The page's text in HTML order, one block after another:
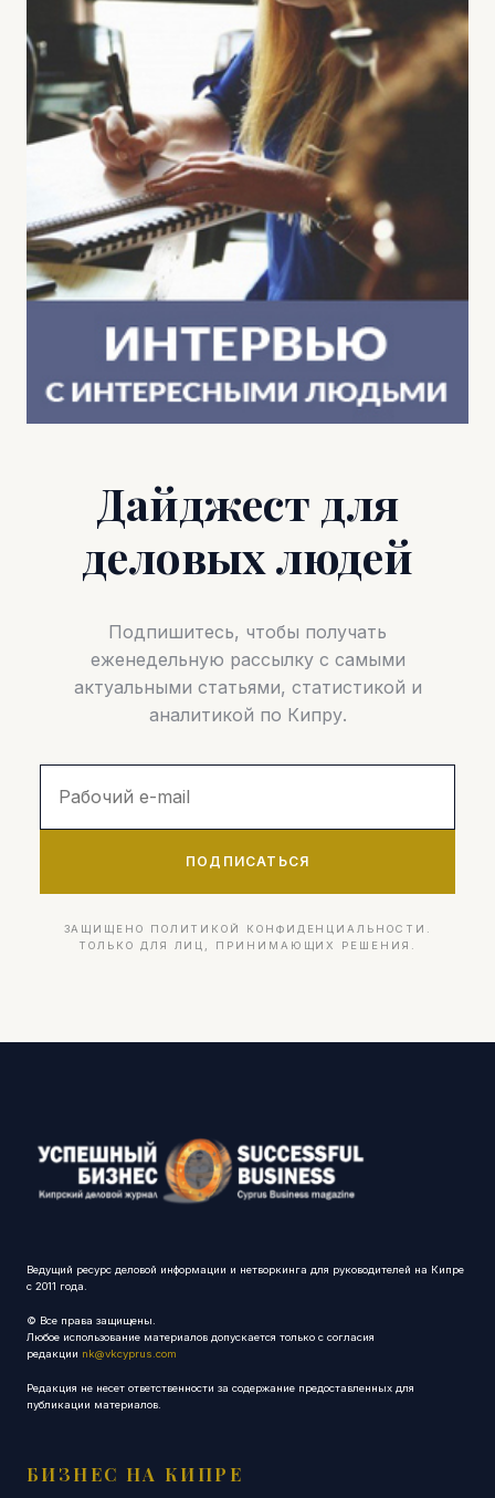
Дайджест для
деловых людей
Подпишитесь, чтобы получать
еженедельную рассылку с самыми
актуальными статьями, статистикой и
аналитикой по Кипру.
ПОДПИСАТЬСЯ
ЗАЩИЩЕНО ПОЛИТИКОЙ КОНФИДЕНЦИАЛЬНОСТИ.
ТОЛЬКО ДЛЯ ЛИЦ, ПРИНИМАЮЩИХ РЕШЕНИЯ.
Ведущий ресурс деловой информации и нетворкинга для руководителей на Кипре
с 2011 года.
© Все права защищены.
Любое использование материалов допускается только с согласия
редакции nk@vkcyprus.com
Редакция не несет ответственности за содержание предоставленных для
публикации материалов.
БИЗНЕС НА КИПРЕ